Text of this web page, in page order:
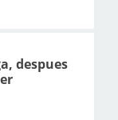
despues